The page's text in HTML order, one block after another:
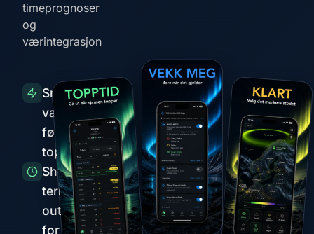
timeprognoser
og
værintegrasjon
Smarte
varsler
før
topper
Short-
term
outlook
for the